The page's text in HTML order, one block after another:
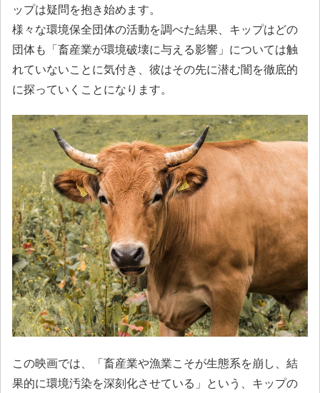
ップは疑問を抱き始めます。
様々な環境保全団体の活動を調べた結果、キップはどの
団体も「畜産業が環境破壊に与える影響」については触
れていないことに気付き、彼はその先に潜む闇を徹底的
に探っていくことになります。
この映画では、「畜産業や漁業こそが生態系を崩し、結
果的に環境汚染を深刻化させている」という、キップの